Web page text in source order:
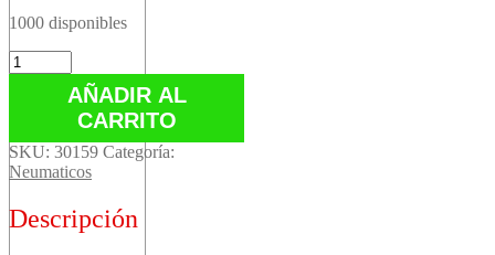
1000 disponibles
CATCHGRE-
GP100
AÑADIR AL
CARRITO
SKU: 30159 Categoría:
Neumaticos
Descripción